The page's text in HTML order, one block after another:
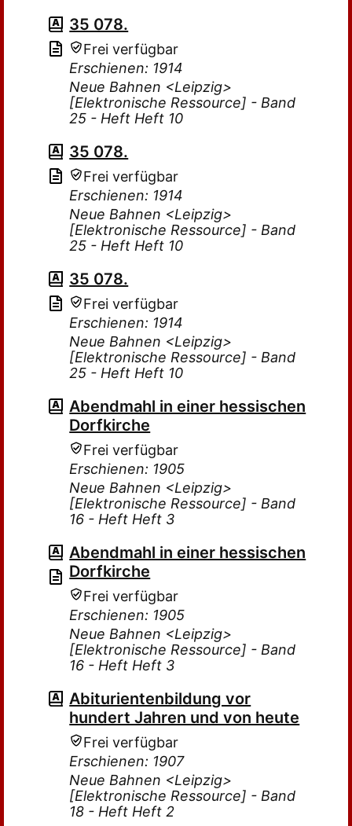
35 078.
Frei verfügbar
Erschienen: 1914
Neue Bahnen <Leipzig>
[Elektronische Ressource] - Band
25 - Heft Heft 10
35 078.
Frei verfügbar
Erschienen: 1914
Neue Bahnen <Leipzig>
[Elektronische Ressource] - Band
25 - Heft Heft 10
35 078.
Frei verfügbar
Erschienen: 1914
Neue Bahnen <Leipzig>
[Elektronische Ressource] - Band
25 - Heft Heft 10
Abendmahl in einer hessischen
Dorfkirche
Frei verfügbar
Erschienen: 1905
Neue Bahnen <Leipzig>
[Elektronische Ressource] - Band
16 - Heft Heft 3
Abendmahl in einer hessischen
Dorfkirche
Frei verfügbar
Erschienen: 1905
Neue Bahnen <Leipzig>
[Elektronische Ressource] - Band
16 - Heft Heft 3
Abiturientenbildung vor
hundert Jahren und von heute
Frei verfügbar
Erschienen: 1907
Neue Bahnen <Leipzig>
[Elektronische Ressource] - Band
18 - Heft Heft 2